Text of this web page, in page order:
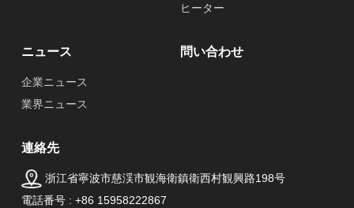
ヒーター
ニュース
企業ニュース
業界ニュース
問い合わせ
連絡先
浙江省寧波市慈渓市観海衛鎮衛西村観興路198号
電話番号 : +86 15958222867